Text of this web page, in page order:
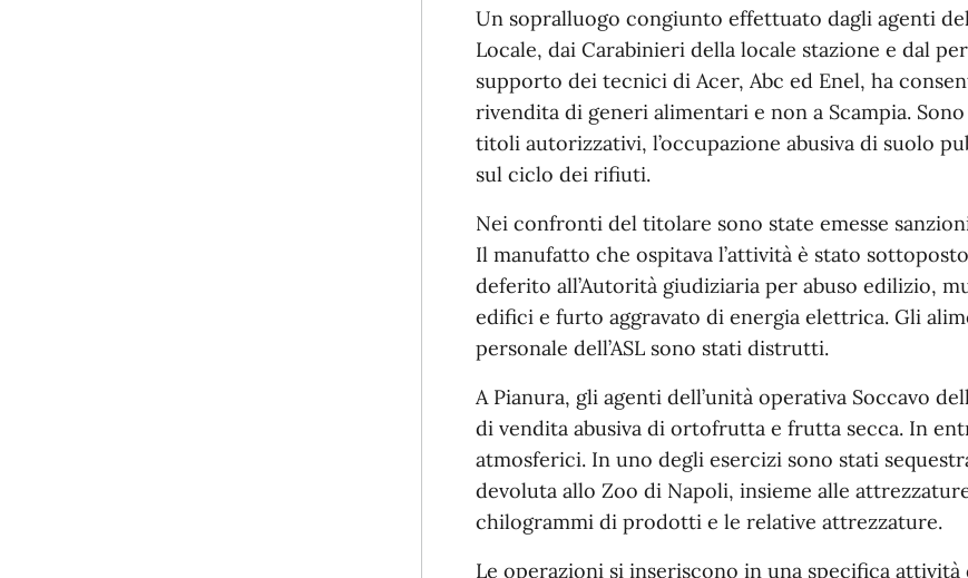
Un sopralluogo congiunto effettuato dagli agenti
Locale, dai Carabinieri della locale stazione e dal
supporto dei tecnici di Acer, Abc ed Enel, ha
rivendita di generi alimentari e non a Scampia.
titoli autorizzativi, l’occupazione abusiva di suolo
sul ciclo dei rifiuti.
Nei confronti del titolare sono state emesse
Il manufatto che ospitava l’attività è stato
deferito all’Autorità giudiziaria per abuso edilizio,
edifici e furto aggravato di energia elettrica. Gli
personale dell’ASL sono stati distrutti.
A Pianura, gli agenti dell’unità operativa Soccavo
di vendita abusiva di ortofrutta e frutta secca. In
atmosferici. In uno degli esercizi sono stati
devoluta allo Zoo di Napoli, insieme alle
chilogrammi di prodotti e le relative attrezzature.
Le operazioni si inseriscono in una specifica